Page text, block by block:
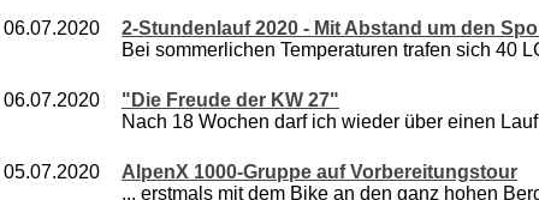
06.07.2020
2-Stundenlauf 2020 - Mit Abstand um den
Bei sommerlichen Temperaturen trafen sich 40
06.07.2020
"Die Freude der KW 27"
Nach 18 Wochen darf ich wieder über einen
05.07.2020
AlpenX 1000-Gruppe auf Vorbereitungstour
... erstmals mit dem Bike an den ganz hohen